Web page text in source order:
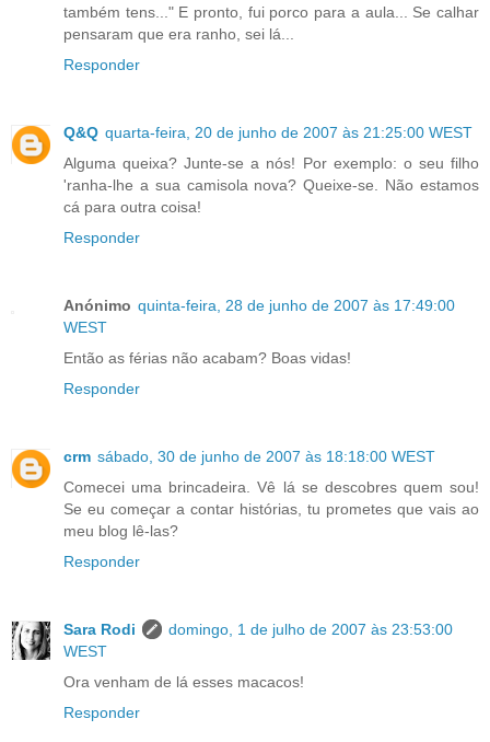
também tens..." E pronto, fui porco para a aula... Se calhar
pensaram que era ranho, sei lá...
Responder
Q&Q quarta-feira, 20 de junho de 2007 às 21:25:00 WEST
Alguma queixa? Junte-se a nós! Por exemplo: o seu filho
'ranha-lhe a sua camisola nova? Queixe-se. Não estamos
cá para outra coisa!
Responder
Anónimo quinta-feira, 28 de junho de 2007 às 17:49:00
WEST
Então as férias não acabam? Boas vidas!
Responder
crm sábado, 30 de junho de 2007 às 18:18:00 WEST
Comecei uma brincadeira. Vê lá se descobres quem sou!
Se eu começar a contar histórias, tu prometes que vais ao
meu blog lê-las?
Responder
Sara Rodi
domingo, 1 de julho de 2007 às 23:53:00
WEST
Ora venham de lá esses macacos!
Responder